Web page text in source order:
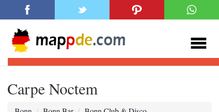
Carpe Noctem